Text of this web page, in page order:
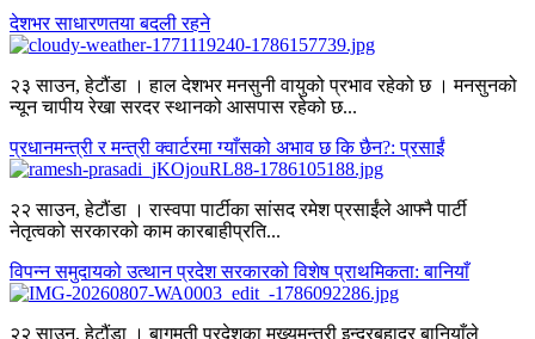
देशभर साधारणतया बदली रहने
२३ साउन, हेटौंडा । हाल देशभर मनसुनी वायुको प्रभाव रहेको छ । मनसुनको
न्यून चापीय रेखा सरदर स्थानको आसपास रहेको छ...
प्रधानमन्त्री र मन्त्री क्वार्टरमा ग्याँसको अभाव छ कि छैन?: प्रसाईं
२२ साउन, हेटौंडा । रास्वपा पार्टीका सांसद रमेश प्रसाईंले आफ्नै पार्टी
नेतृत्वको सरकारको काम कारबाहीप्रति...
विपन्न समुदायको उत्थान प्रदेश सरकारको विशेष प्राथमिकता: बानियाँ
२२ साउन, हेटौंडा । बागमती प्रदेशका मुख्यमन्त्री इन्द्रबहादुर बानियाँले